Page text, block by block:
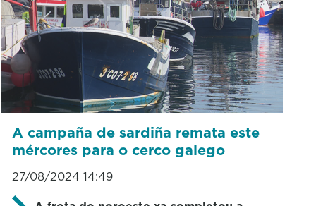
A campaña de sardiña remata este
mércores para o cerco galego
27/08/2024 14:49